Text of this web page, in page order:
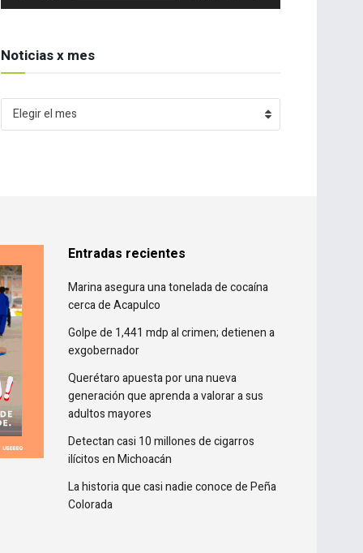
Noticias x mes
Noticias
Elegir el mes
Entradas recientes
Marina asegura una tonelada de cocaína
cerca de Acapulco
Golpe de 1,441 mdp al crimen; detienen a
exgobernador
Querétaro apuesta por una nueva
generación que aprenda a valorar a sus
adultos mayores
Detectan casi 10 millones de cigarros
ilícitos en Michoacán
La historia que casi nadie conoce de Peña
Colorada